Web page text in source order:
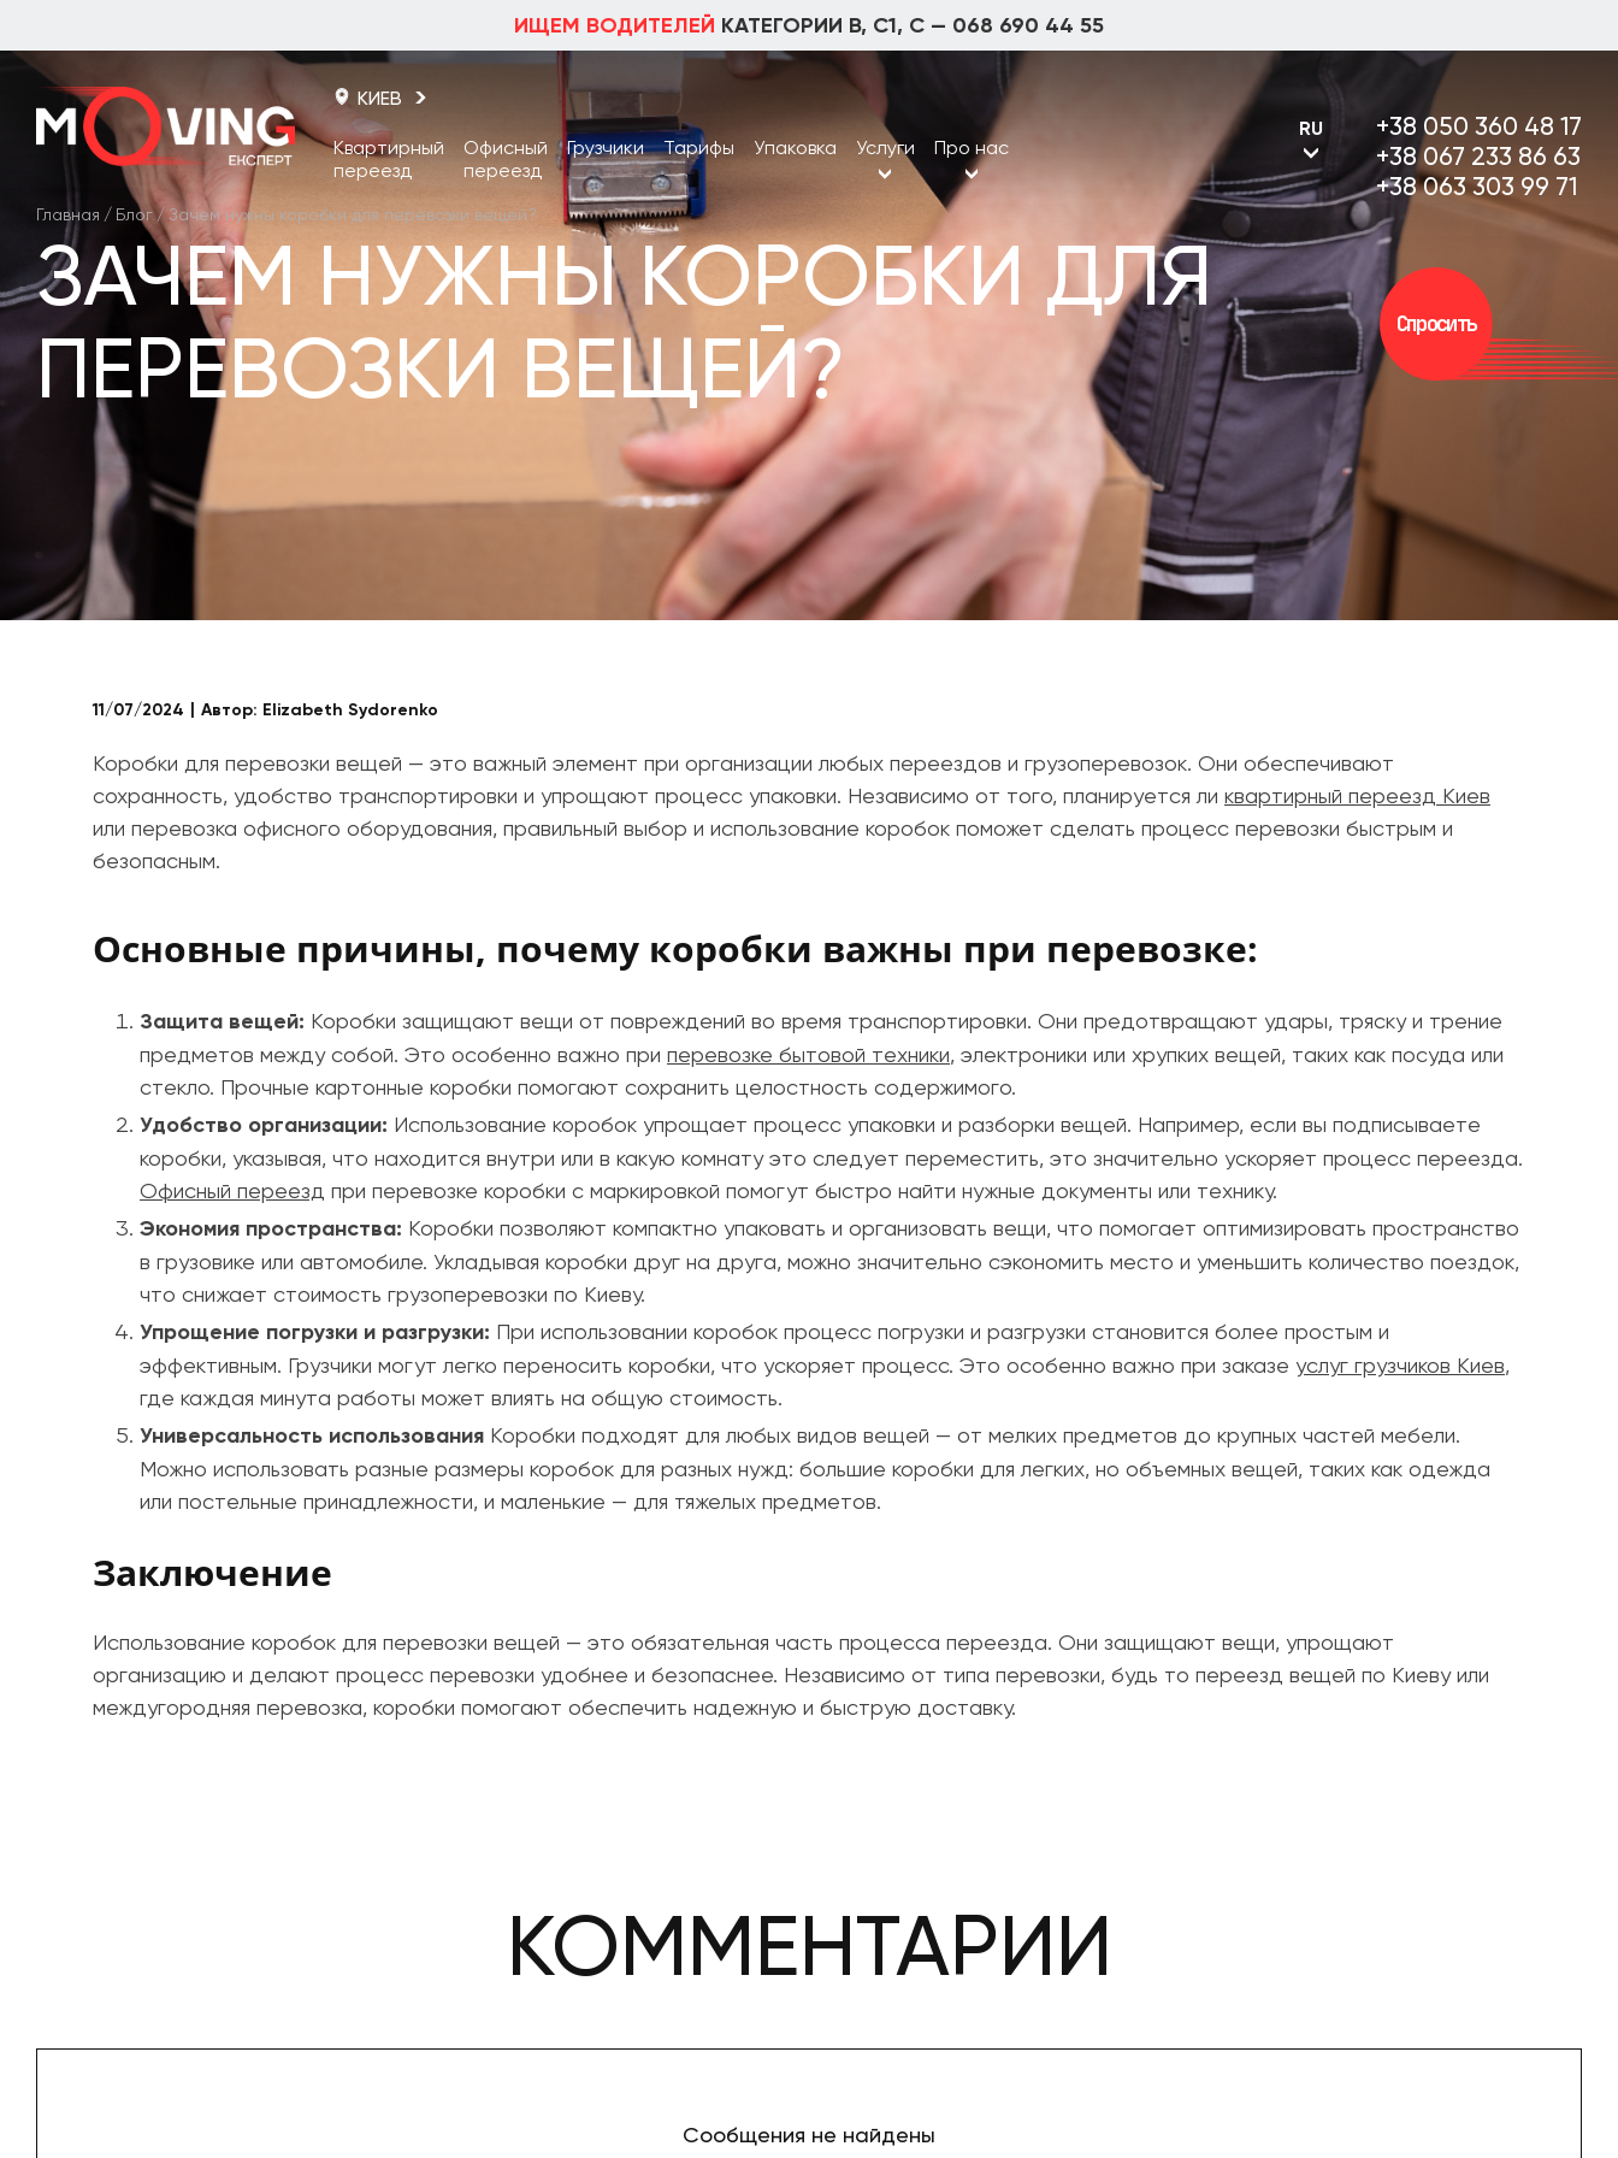
ИЩЕМ ВОДИТЕЛЕЙ КАТЕГОРИИ В, С1, С — 068 690 44 55
КИЕВ
Киев
Одесса
Харьков
Квартирный
переезд
Офисный
переезд
Грузчики Тарифы Упаковка Услуги Про нас
RU
UA
+38 050 360 48 17
+38 067 233 86 63
+38 063 303 99 71
Спросить
Главная / Блог / Зачем нужны коробки для перевозки вещей?
ЗАЧЕМ НУЖНЫ КОРОБКИ ДЛЯ
ПЕРЕВОЗКИ ВЕЩЕЙ?
11/07/2024 Автор: Elizabeth Sydorenko
Коробки для перевозки вещей — это важный элемент при организации любых переездов и грузоперевозок. Они обеспечивают
сохранность, удобство транспортировки и упрощают процесс упаковки. Независимо от того, планируется ли квартирный переезд Киев
или перевозка офисного оборудования, правильный выбор и использование коробок поможет сделать процесс перевозки быстрым и
безопасным.
Основные причины, почему коробки важны при перевозке:
Защита вещей: Коробки защищают вещи от повреждений во время транспортировки. Они предотвращают удары, тряску и трение
предметов между собой. Это особенно важно при перевозке бытовой техники, электроники или хрупких вещей, таких как посуда или
стекло. Прочные картонные коробки помогают сохранить целостность содержимого.
Удобство организации: Использование коробок упрощает процесс упаковки и разборки вещей. Например, если вы подписываете
коробки, указывая, что находится внутри или в какую комнату это следует переместить, это значительно ускоряет процесс переезда.
Офисный переезд при перевозке коробки с маркировкой помогут быстро найти нужные документы или технику.
Экономия пространства: Коробки позволяют компактно упаковать и организовать вещи, что помогает оптимизировать пространство
в грузовике или автомобиле. Укладывая коробки друг на друга, можно значительно сэкономить место и уменьшить количество поездок,
что снижает стоимость грузоперевозки по Киеву.
Упрощение погрузки и разгрузки: При использовании коробок процесс погрузки и разгрузки становится более простым и
эффективным. Грузчики могут легко переносить коробки, что ускоряет процесс. Это особенно важно при заказе услуг грузчиков Киев,
где каждая минута работы может влиять на общую стоимость.
Универсальность использования Коробки подходят для любых видов вещей — от мелких предметов до крупных частей мебели.
Можно использовать разные размеры коробок для разных нужд: большие коробки для легких, но объемных вещей, таких как одежда
или постельные принадлежности, и маленькие — для тяжелых предметов.
Заключение
Использование коробок для перевозки вещей — это обязательная часть процесса переезда. Они защищают вещи, упрощают
организацию и делают процесс перевозки удобнее и безопаснее. Независимо от типа перевозки, будь то переезд вещей по Киеву или
междугородняя перевозка, коробки помогают обеспечить надежную и быструю доставку.
КОММЕНТАРИИ
Сообщения не найдены